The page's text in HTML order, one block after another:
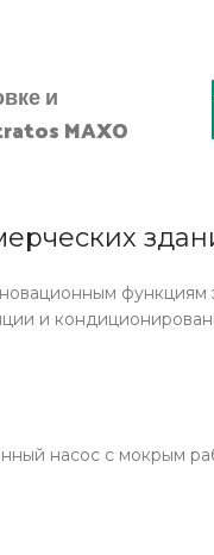
и
MAXO
функциям
и
насос с мокрым